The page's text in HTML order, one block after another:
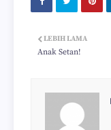
LEBIH LAMA
Anak Setan!